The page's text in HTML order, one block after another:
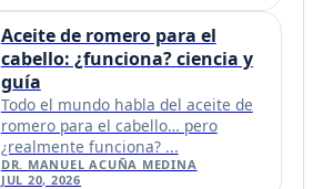
Aceite de romero para el
cabello: ¿funciona? ciencia y
guía
Todo el mundo habla del aceite de
romero para el cabello… pero
¿realmente funciona? ...
DR. MANUEL ACUÑA MEDINA
JUL 20, 2026